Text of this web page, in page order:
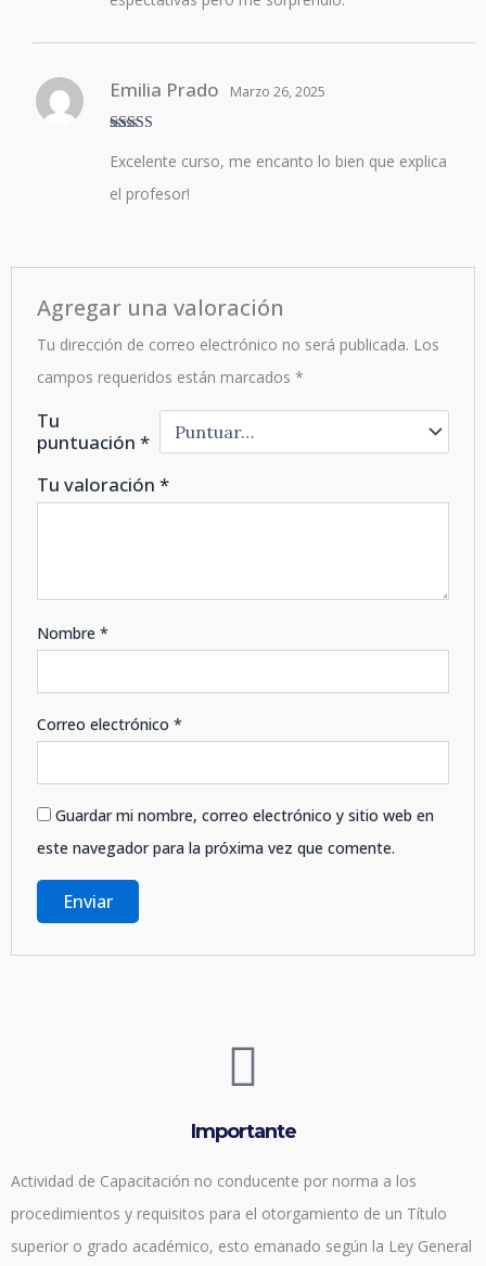
5de 5
Emilia Prado Marzo 26, 2025
Excelente curso, me encanto lo bien que explica
el profesor!
Agregar una valoración
Tu dirección de correo electrónico no será publicada. Los
campos requeridos están marcados*
Tu
puntuación*
Tu valoración*
Nombre*
Correo electrónico*
Guardar mi nombre, correo electrónico y sitio web en
este navegador para la próxima vez que comente.
Importante
Actividad de Capacitación no conducente por norma a los
procedimientos y requisitos para el otorgamiento de un Título
superior o grado académico, esto emanado según la Ley General